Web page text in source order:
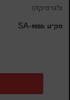
ולגרפיקה)
מק״ט :SA-9050